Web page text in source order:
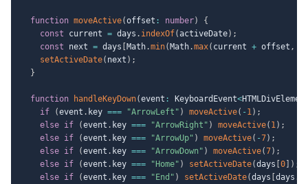
function moveActive(offset : number)
{
const current = days . indexOf(activeDate) ;
const next = days Math.min( Math.max( current + offset ,
setActiveDate( next ) ;
}
function handleKeyDown(event : KeyboardEvent<
if
(event . key === "ArrowLeft" ) moveActive( - 1) ;
else if (event . key === "ArrowRight" ) moveActive( 1) ;
else if (event . key === "ArrowUp" ) moveActive( -7) ;
else if (event . key === "ArrowDown" ) moveActive(7) ;
else if (event . key === "Home" ) setActiveDate(days 0 ) ;
else if (event . key === "End" ) setActiveDate(days days .